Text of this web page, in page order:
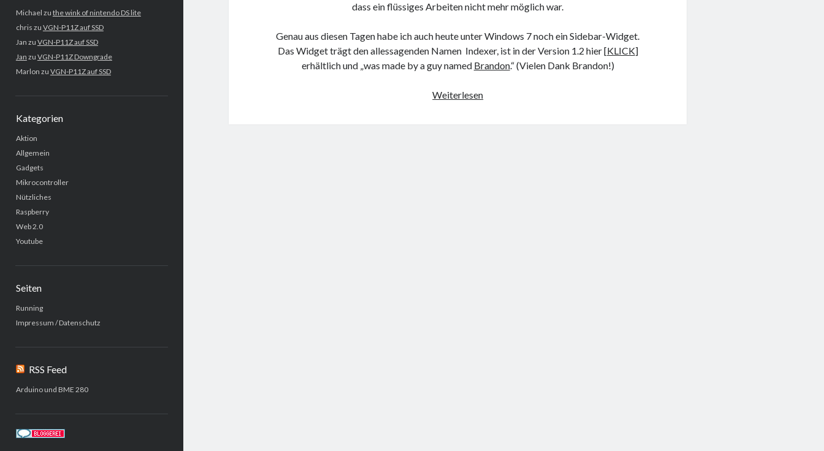
Michael zu the wink of nintendo DS lite
chris zu VGN-P11Z auf SSD
Jan zu VGN-P11Z auf SSD
Jan zu VGN-P11Z Downgrade
Marlon zu VGN-P11Z auf SSD
Kategorien
Aktion
Allgemein
Gadgets
Mikrocontroller
Nützliches
Raspberry
Web 2.0
Youtube
Seiten
Running
Impressum / Datenschutz
RSS Feed
Arduino und BME 280
dass ein flüssiges Arbeiten nicht mehr möglich war.
Genau aus diesen Tagen habe ich auch heute unter Windows 7 noch ein Sidebar-Widget.
Das Widget trägt den allessagenden Namen Indexer, ist in der Version 1.2 hier [KLICK]
erhältlich und „was made by a guy named Brandon.“ (Vielen Dank Brandon!)
WeiterlesenDer